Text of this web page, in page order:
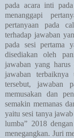
pada acara inti
menanggapi
pertanyaan pada
terhadap jawaban
pada sesi pertama
disediakan oleh
jawaban yang harus
jawaban
tersebut, jawaban
memusakan dan
semakin memanas
yaitu sesi tanya
lumba” 2018
menegangkan. Juri